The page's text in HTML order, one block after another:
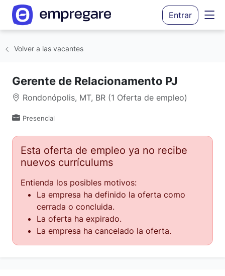
Entrar
Volver a las vacantes
Gerente de Relacionamento PJ
Rondonópolis, MT, BR (1 Oferta de empleo)
Presencial
Esta oferta de empleo ya no recibe
nuevos currículums
Entienda los posibles motivos:
La empresa ha definido la oferta como
cerrada o concluida.
La oferta ha expirado.
La empresa ha cancelado la oferta.